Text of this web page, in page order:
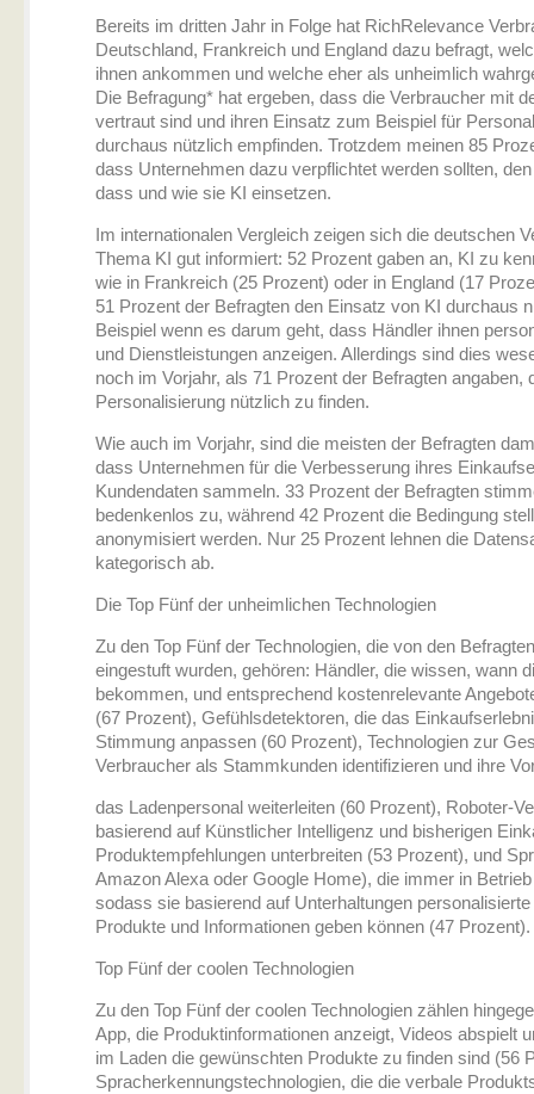
Bereits im dritten Jahr in Folge hat RichRelevance
Deutschland, Frankreich und England dazu befragt,
ihnen ankommen und welche eher als unheimlich
Die Befragung* hat ergeben, dass die Verbraucher mit
vertraut sind und ihren Einsatz zum Beispiel für
durchaus nützlich empfinden. Trotzdem meinen 85
dass Unternehmen dazu verpflichtet werden sollten,
dass und wie sie KI einsetzen.
Im internationalen Vergleich zeigen sich die deutschen
Thema KI gut informiert: 52 Prozent gaben an, KI zu
wie in Frankreich (25 Prozent) oder in England (17
51 Prozent der Befragten den Einsatz von KI durchaus
Beispiel wenn es darum geht, dass Händler ihnen
und Dienstleistungen anzeigen. Allerdings sind dies
noch im Vorjahr, als 71 Prozent der Befragten angaben,
Personalisierung nützlich zu finden.
Wie auch im Vorjahr, sind die meisten der Befragten
dass Unternehmen für die Verbesserung ihres
Kundendaten sammeln. 33 Prozent der Befragten
bedenkenlos zu, während 42 Prozent die Bedingung
anonymisiert werden. Nur 25 Prozent lehnen die
kategorisch ab.
Die Top Fünf der unheimlichen Technologien
Zu den Top Fünf der Technologien, die von den
eingestuft wurden, gehören: Händler, die wissen, wann
bekommen, und entsprechend kostenrelevante
(67 Prozent), Gefühlsdetektoren, die das
Stimmung anpassen (60 Prozent), Technologien zur
Verbraucher als Stammkunden identifizieren und ihre
das Ladenpersonal weiterleiten (60 Prozent), Roboter-
basierend auf Künstlicher Intelligenz und bisherigen
Produktempfehlungen unterbreiten (53 Prozent), und
Amazon Alexa oder Google Home), die immer in
sodass sie basierend auf Unterhaltungen
Produkte und Informationen geben können (47 Prozent).
Top Fünf der coolen Technologien
Zu den Top Fünf der coolen Technologien zählen
App, die Produktinformationen anzeigt, Videos abspielt
im Laden die gewünschten Produkte zu finden sind (56
Spracherkennungstechnologien, die die verbale